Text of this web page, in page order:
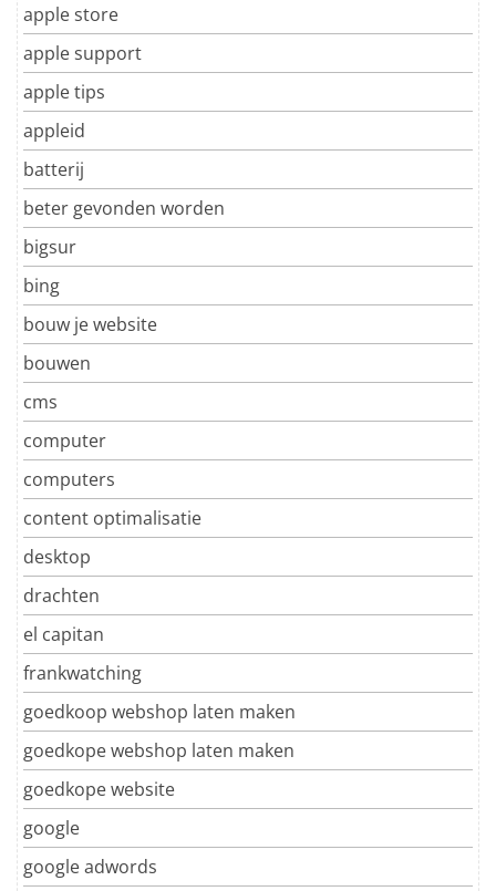
apple store
apple support
apple tips
appleid
batterij
beter gevonden worden
bigsur
bing
bouw je website
bouwen
cms
computer
computers
content optimalisatie
desktop
drachten
el capitan
frankwatching
goedkoop webshop laten maken
goedkope webshop laten maken
goedkope website
google
google adwords